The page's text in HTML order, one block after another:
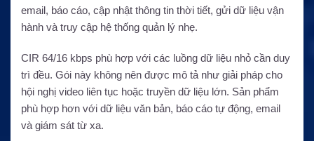
email, báo cáo, cập nhật thông tin thời tiết, gửi dữ liệu vận
hành và truy cập hệ thống quản lý nhẹ.
CIR 64/16 kbps phù hợp với các luồng dữ liệu nhỏ cần duy
trì đều. Gói này không nên được mô tả như giải pháp cho
hội nghị video liên tục hoặc truyền dữ liệu lớn. Sản phẩm
phù hợp hơn với dữ liệu văn bản, báo cáo tự động, email
và giám sát từ xa.